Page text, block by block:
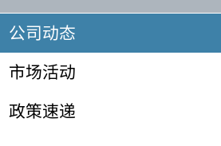
公司动态
市场活动
政策速递